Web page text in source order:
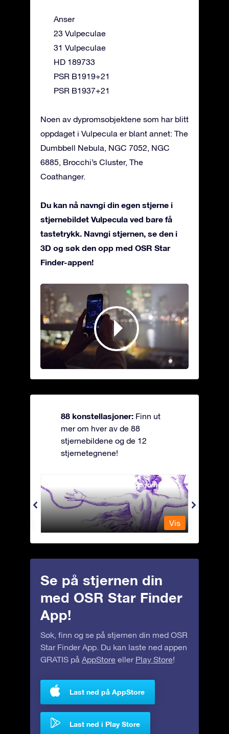
Anser
23 Vulpeculae
31 Vulpeculae
HD 189733
PSR B1919+21
PSR B1937+21
Noen av dypromsobjektene som har blitt
oppdaget i Vulpecula er blant annet: The
Dumbbell Nebula, NGC 7052, NGC
6885, Brocchi’s Cluster, The
Coathanger.
Du kan nå navngi din egen stjerne i
stjernebildet Vulpecula ved bare få
tastetrykk. Navngi stjernen, se den i
3D og søk den opp med OSR Star
Finder-appen!
88 konstellasjoner: Finn ut
mer om hver av de 88
stjernebildene og de 12
stjernetegnene!
Andromeda - Den lenkede jomfrua
Vis
Se på stjernen din
med OSR Star Finder
App!
Søk, finn og se på stjernen din med OSR
Star Finder App. Du kan laste ned appen
GRATIS på AppStore eller Play Store!
Last ned på AppStore
Last ned i Play Store